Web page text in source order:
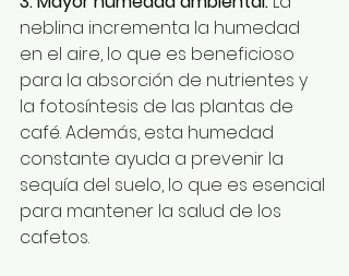
neblina incrementa la humedad
en el aire, lo que es beneficioso
para la absorción de nutrientes y
la fotosíntesis de las plantas de
café. Además, esta humedad
constante ayuda a prevenir la
sequía del suelo, lo que es esencial
para mantener la salud de los
cafetos.